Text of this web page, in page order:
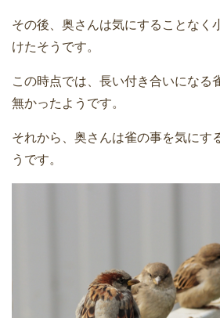
その後、奥さんは気にすることなく
けたそうです。
この時点では、長い付き合いになる
無かったようです。
それから、奥さんは雀の事を気にす
うです。